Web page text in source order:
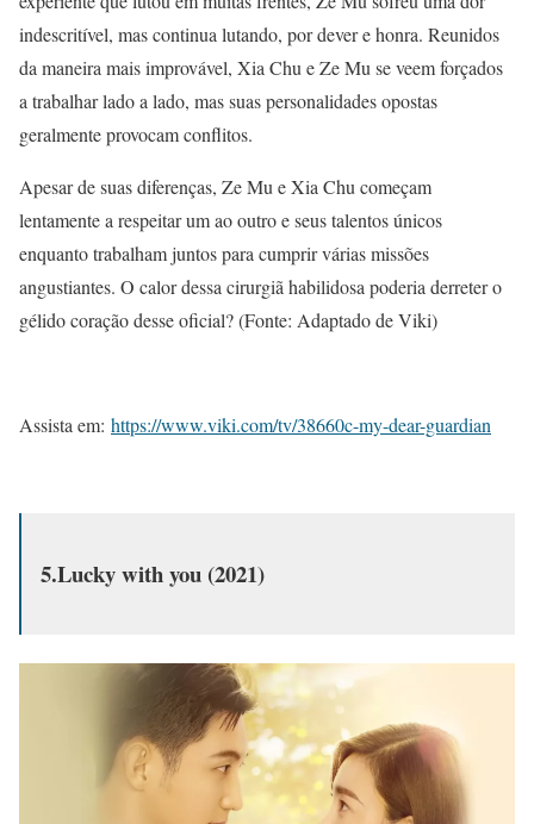
indescritível, mas continua lutando, por dever e honra. Reunidos
da maneira mais improvável, Xia Chu e Ze Mu se veem forçados
a trabalhar lado a lado, mas suas personalidades opostas
geralmente provocam conflitos.
Apesar de suas diferenças, Ze Mu e Xia Chu começam
lentamente a respeitar um ao outro e seus talentos únicos
enquanto trabalham juntos para cumprir várias missões
angustiantes. O calor dessa cirurgiã habilidosa poderia derreter o
gélido coração desse oficial? (Fonte: Adaptado de Viki)
Assista em: https://www.viki.com/tv/38660c-my-dear-guardian
5.Lucky with you (2021)